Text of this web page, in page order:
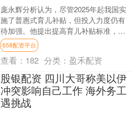
庞永辉分析认为，尽管2025年起我国实
施了普惠式育儿补贴，但投入力度仍有
待加强。他提出提高育儿补贴标准，覆
盖全成长周期，建议调整补贴政策，给
予一孩每月1000元....
658配资平台
查看： 182 分类：盈禾配资
股银配资 四川大哥称美以伊
冲突影响自己工作 海外务工
遇挑战